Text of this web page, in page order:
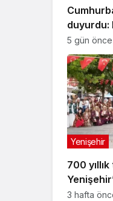
duyurdu:
projesi
5 gün önce
700
buldu
Yenişehir
3 hafta